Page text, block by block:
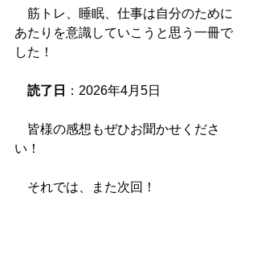
筋トレ、睡眠、仕事は自分のために
あたりを意識していこうと思う一冊で
した！
読了日 ：2026年4月5日
皆様の感想もぜひお聞かせくださ
い！
それでは、また次回！